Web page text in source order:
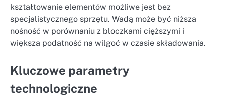
kształtowanie elementów możliwe jest bez
specjalistycznego sprzętu. Wadą może być niższa
nośność w porównaniu z bloczkami cięższymi i
większa podatność na wilgoć w czasie składowania.
Kluczowe parametry
technologiczne